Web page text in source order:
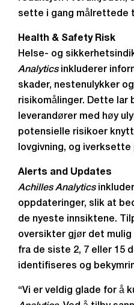
sette i gang målrettede
Health & Safety Risk
Helse- og
Analyticsinkluderer
skader, nestenulykker
risikomålinger. Dette
leverandører med høy
potensielle risikoer
lovgivning, og
Alerts and Updates
Achilles Analytics
oppdateringer, slik at
de nyeste innsiktene.
oversikter gjør det
fra de siste 2, 7 eller 15
identifiseres og
“Vi er veldig glade for å